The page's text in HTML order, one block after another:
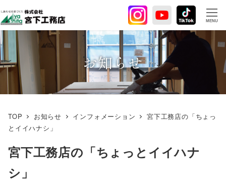
イ
ン
コ
ン
テ
ン
ツ
MENU
お知らせ
TOP お知らせ インフォメーション
宮下工務店の「ちょっ
とイイハナシ」
宮下工務店の「ちょっとイイハナ
シ」